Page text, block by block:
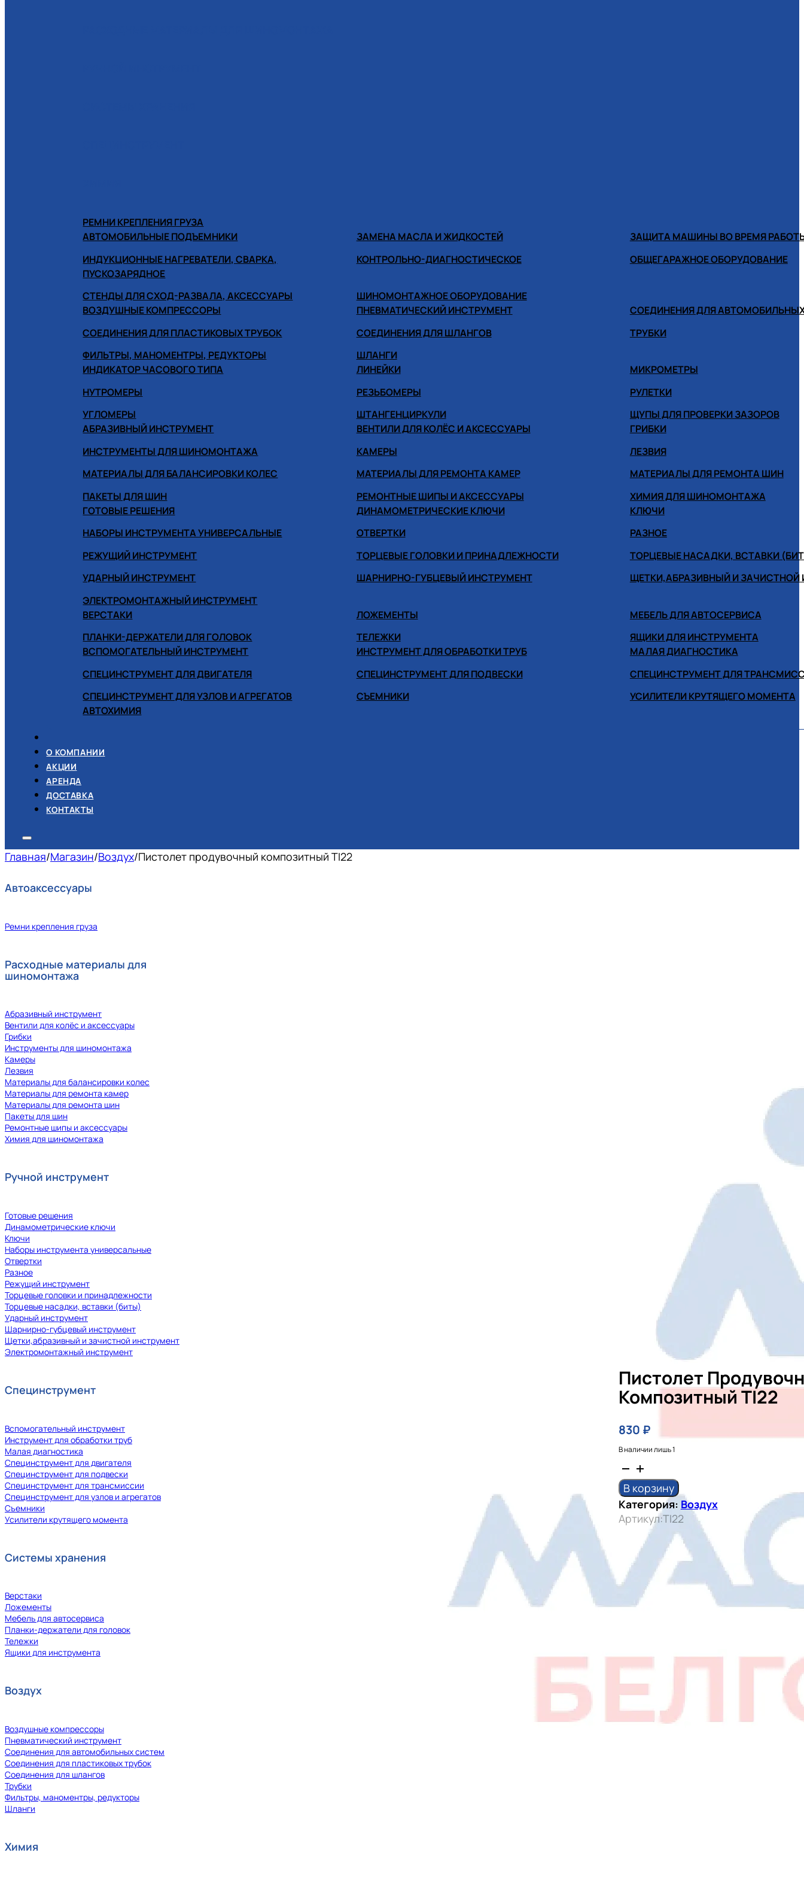
РЕМНИ КРЕПЛЕНИЯ ГРУЗА
АВТОМОБИЛЬНЫЕ ПОДЪЕМНИКИ
ЗАМЕНА МАСЛА И ЖИДКОСТЕЙ
ЗАЩИТА МАШИНЫ ВО ВРЕМЯ
ИНДУКЦИОННЫЕ НАГРЕВАТЕЛИ, СВАРКА,
ПУСКОЗАРЯДНОЕ
КОНТРОЛЬНО-ДИАГНОСТИЧЕСКОЕ ОБЩЕГАРАЖНОЕ ОБОРУДОВАНИЕ
СТЕНДЫ ДЛЯ СХОД-РАЗВАЛА, АКСЕССУАРЫ
ШИНОМОНТАЖНОЕ ОБОРУДОВАНИЕ
ВОЗДУШНЫЕ КОМПРЕССОРЫ
ПНЕВМАТИЧЕСКИЙ ИНСТРУМЕНТ
СОЕДИНЕНИЯ ДЛЯ
СОЕДИНЕНИЯ ДЛЯ ПЛАСТИКОВЫХ ТРУБОК
СОЕДИНЕНИЯ ДЛЯ ШЛАНГОВ
ТРУБКИ
ФИЛЬТРЫ, МАНОМЕНТРЫ, РЕДУКТОРЫ
ШЛАНГИ
ИНДИКАТОР ЧАСОВОГО ТИПА
ЛИНЕЙКИ
МИКРОМЕТРЫ
НУТРОМЕРЫ
РЕЗЬБОМЕРЫ
РУЛЕТКИ
УГЛОМЕРЫ
ШТАНГЕНЦИРКУЛИ
ЩУПЫ ДЛЯ ПРОВЕРКИ ЗАЗОРОВ
АБРАЗИВНЫЙ ИНСТРУМЕНТ
ВЕНТИЛИ ДЛЯ КОЛЁС И АКСЕССУАРЫ
ГРИБКИ
ИНСТРУМЕНТЫ ДЛЯ ШИНОМОНТАЖА
КАМЕРЫ
ЛЕЗВИЯ
МАТЕРИАЛЫ ДЛЯ БАЛАНСИРОВКИ КОЛЕС
МАТЕРИАЛЫ ДЛЯ РЕМОНТА КАМЕР
МАТЕРИАЛЫ ДЛЯ РЕМОНТА ШИН
ПАКЕТЫ ДЛЯ ШИН
РЕМОНТНЫЕ ШИПЫ И АКСЕССУАРЫ
ХИМИЯ ДЛЯ ШИНОМОНТАЖА
ГОТОВЫЕ РЕШЕНИЯ
ДИНАМОМЕТРИЧЕСКИЕ КЛЮЧИ
КЛЮЧИ
НАБОРЫ ИНСТРУМЕНТА УНИВЕРСАЛЬНЫЕ
ОТВЕРТКИ
РАЗНОЕ
РЕЖУЩИЙ ИНСТРУМЕНТ
ТОРЦЕВЫЕ ГОЛОВКИ И ПРИНАДЛЕЖНОСТИ
ТОРЦЕВЫЕ НАСАДКИ, ВСТАВКИ
УДАРНЫЙ ИНСТРУМЕНТ
ШАРНИРНО-ГУБЦЕВЫЙ ИНСТРУМЕНТ
ЩЕТКИ,АБРАЗИВНЫЙ И ЗАЧИСТНОЙ
ЭЛЕКТРОМОНТАЖНЫЙ ИНСТРУМЕНТ
ВЕРСТАКИ
ЛОЖЕМЕНТЫ
МЕБЕЛЬ ДЛЯ АВТОСЕРВИСА
ПЛАНКИ-ДЕРЖАТЕЛИ ДЛЯ ГОЛОВОК
ТЕЛЕЖКИ
ЯЩИКИ ДЛЯ ИНСТРУМЕНТА
ВСПОМОГАТЕЛЬНЫЙ ИНСТРУМЕНТ
ИНСТРУМЕНТ ДЛЯ ОБРАБОТКИ ТРУБ
МАЛАЯ ДИАГНОСТИКА
СПЕЦИНСТРУМЕНТ ДЛЯ ДВИГАТЕЛЯ
СПЕЦИНСТРУМЕНТ ДЛЯ ПОДВЕСКИ
СПЕЦИНСТРУМЕНТ ДЛЯ
СПЕЦИНСТРУМЕНТ ДЛЯ УЗЛОВ И АГРЕГАТОВ
СЪЕМНИКИ
УСИЛИТЕЛИ КРУТЯЩЕГО МОМЕНТА
АВТОХИМИЯ
О КОМПАНИИ
АКЦИИ
АРЕНДА
ДОСТАВКА
КОНТАКТЫ
Главная/Магазин/Воздух/Пистолет продувочный композитный TI22
Автоаксессуары
Ремни крепления груза
Расходные материалы для
шиномонтажа
Абразивный инструмент
Вентили для колёс и аксессуары
Грибки
Инструменты для шиномонтажа
Камеры
Лезвия
Материалы для балансировки колес
Материалы для ремонта камер
Материалы для ремонта шин
Пакеты для шин
Ремонтные шипы и аксессуары
Химия для шиномонтажа
Ручной инструмент
Готовые решения
Динамометрические ключи
Ключи
Наборы инструмента универсальные
Отвертки
Разное
Режущий инструмент
Торцевые головки и принадлежности
Торцевые насадки, вставки (биты)
Ударный инструмент
Шарнирно-губцевый инструмент
Щетки,абразивный и зачистной инструмент
Электромонтажный инструмент
Специнструмент
Вспомогательный инструмент
Инструмент для обработки труб
Малая диагностика
Специнструмент для двигателя
Специнструмент для подвески
Специнструмент для трансмиссии
Специнструмент для узлов и агрегатов
Съемники
Усилители крутящего момента
Системы хранения
Верстаки
Ложементы
Мебель для автосервиса
Планки-держатели для головок
Тележки
Ящики для инструмента
Воздух
Воздушные компрессоры
Пневматический инструмент
Соединения для автомобильных систем
Соединения для пластиковых трубок
Соединения для шлангов
Трубки
Фильтры, маноментры, редукторы
Шланги
Химия
Пистолет
Композитный TI22
830 ₽
В наличии лишь 1
Количество
товара
Пистолет
продувочный
композитный
В корзину
Категория: Воздух
Артикул:TI22